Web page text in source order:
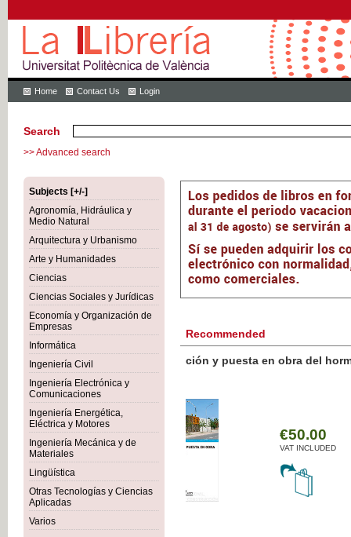
Home Contact Us Login
Search
>> Advanced search
Subjects [+/-]
Agronomía, Hidráulica y
Medio Natural
Arquitectura y Urbanismo
Arte y Humanidades
Ciencias
Ciencias Sociales y Jurídicas
Economía y Organización de
Empresas
Informática
Ingeniería Civil
Ingeniería Electrónica y
Comunicaciones
Ingeniería Energética,
Eléctrica y Motores
Ingeniería Mecánica y de
Materiales
Lingüística
Otras Tecnologías y Ciencias
Aplicadas
Varios
Recommended
Botánica Agroalimentaria
VAT